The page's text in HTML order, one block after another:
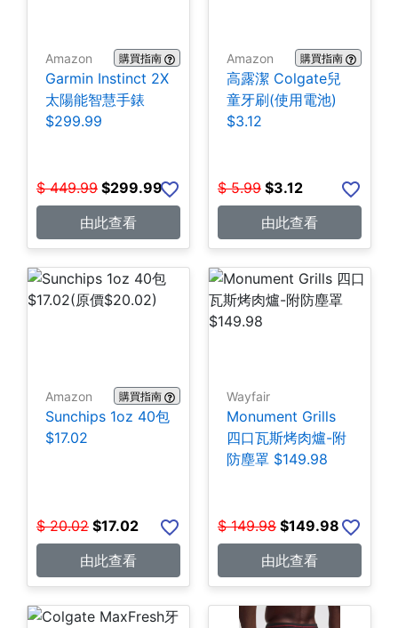
Amazon 購買指南
Garmin Instinct 2X
太陽能智慧手錶
$299.99
$ 449.99 $299.99
由此查看
Amazon 購買指南
高露潔 Colgate兒
童牙刷(使用電池)
$3.12
$ 5.99 $3.12
由此查看
Amazon 購買指南
Sunchips 1oz 40包
$17.02
$ 20.02 $17.02
由此查看
Wayfair
Monument Grills
四口瓦斯烤肉爐-附
防塵罩 $149.98
$ 149.98 $149.98
由此查看